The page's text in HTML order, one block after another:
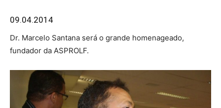
09.04.2014
Dr. Marcelo Santana será o grande homenageado,
fundador da ASPROLF.